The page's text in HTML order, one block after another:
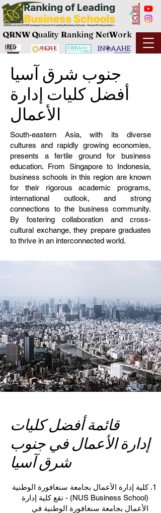
QRNW Quality Ranking NetWork
جنوب شرق آسيا
أفضل كليات إدارة
الأعمال
South-eastern Asia, with its diverse
cultures and rapidly growing economies,
presents a fertile ground for business
education. From Singapore to Indonesia,
business schools in this region are known
for their rigorous academic programs,
international outlook, and strong
connections to the business community.
By fostering collaboration and cross-
cultural exchange, they prepare graduates
to thrive in an interconnected world.
قائمة أفضل كليات
إدارة الأعمال في جنوب
شرق آسيا
كلية إدارة الأعمال بجامعة سنغافورة الوطنية
(NUS Business School) - تقع كلية إدارة
الأعمال بجامعة سنغافورة الوطنية في